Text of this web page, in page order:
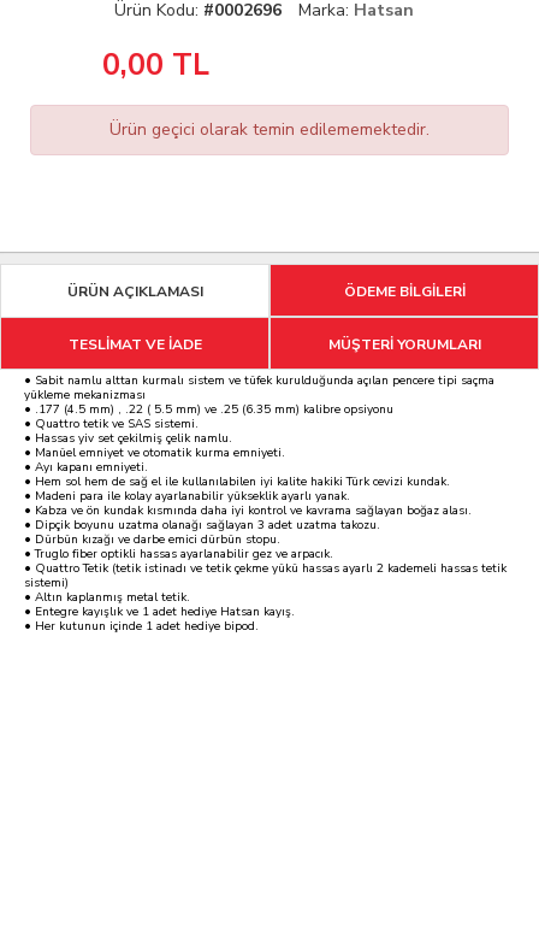
Ürün Kodu: #0002696 Marka: Hatsan
0,00 TL
Ürün geçici olarak temin edilememektedir.
ÜRÜN AÇIKLAMASI ÖDEME BİLGİLERİ
TESLİMAT VE İADE MÜŞTERİ YORUMLARI
• Sabit namlu alttan kurmalı sistem ve tüfek kurulduğunda açılan pencere tipi saçma
yükleme mekanizması
• .177 (4.5 mm) , .22 ( 5.5 mm) ve .25 (6.35 mm) kalibre opsiyonu
• Quattro tetik ve SAS sistemi.
• Hassas yiv set çekilmiş çelik namlu.
• Manüel emniyet ve otomatik kurma emniyeti.
• Ayı kapanı emniyeti.
• Hem sol hem de sağ el ile kullanılabilen iyi kalite hakiki Türk cevizi kundak.
• Madeni para ile kolay ayarlanabilir yükseklik ayarlı yanak.
• Kabza ve ön kundak kısmında daha iyi kontrol ve kavrama sağlayan boğaz alası.
• Dipçik boyunu uzatma olanağı sağlayan 3 adet uzatma takozu.
• Dürbün kızağı ve darbe emici dürbün stopu.
• Truglo fiber optikli hassas ayarlanabilir gez ve arpacık.
• Quattro Tetik (tetik istinadı ve tetik çekme yükü hassas ayarlı 2 kademeli hassas tetik
sistemi)
• Altın kaplanmış metal tetik.
• Entegre kayışlık ve 1 adet hediye Hatsan kayış.
• Her kutunun içinde 1 adet hediye bipod.